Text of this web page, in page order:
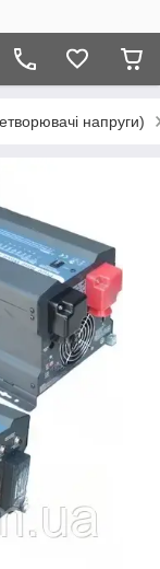
напруги)